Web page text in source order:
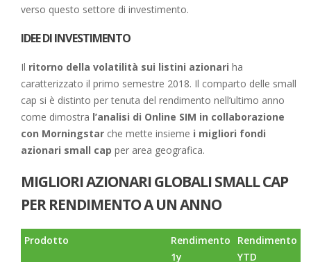
verso questo settore di investimento.
IDEE DI INVESTIMENTO
Il ritorno della volatilità sui listini azionari ha
caratterizzato il primo semestre 2018. Il comparto delle small
cap si è distinto per tenuta del rendimento nell’ultimo anno
come dimostra l’analisi di Online SIM in collaborazione
con Morningstar che mette insieme i migliori fondi
azionari small cap per area geografica.
MIGLIORI AZIONARI GLOBALI SMALL CAP
PER RENDIMENTO A UN ANNO
Prodotto
Rendimento
1y
Rendimento
YTD